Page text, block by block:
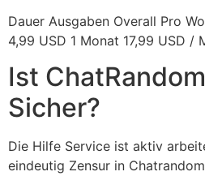
Dauer Ausgaben Overall Pro
4,99 USD 1 Monat 17,99 USD /
Ist
Sicher?
Die Hilfe Service ist aktiv
eindeutig Zensur in